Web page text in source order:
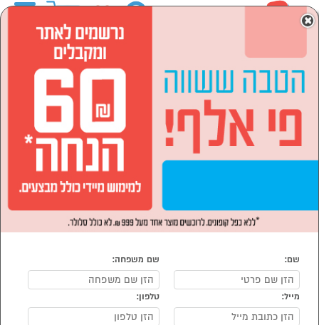
הסתר רשימת קטגוריות
לבית ולגן (112)
HOME DECOR
נמצאו 112 מוצרי HOME DECOR
×
שם: שם משפחה:
מייל: טלפון: